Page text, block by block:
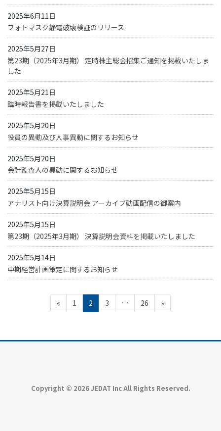
2025年6月11日
フォトマスク静電破壊検証のリリース
2025年5月27日
第23期（2025年3月期） 定時株主総会招集ご通知を掲載いたしま
した
2025年5月21日
臨時報告書を掲載いたしました
2025年5月20日
役員の異動及び人事異動に関するお知らせ
2025年5月20日
会計監査人の異動に関するお知らせ
2025年5月15日
アナリスト向け決算説明会 アーカイブ動画配信の御案内
2025年5月15日
第23期（2025年3月期） 決算説明会資料を掲載いたしました
2025年5月14日
中期経営計画策定に関するお知らせ
送
«
ペ
ー
1
ペ
ー
2
ペ
ー
3 …
ペ
ー
26 »
Copyright © 2026 JEDAT Inc All Rights Reserved.